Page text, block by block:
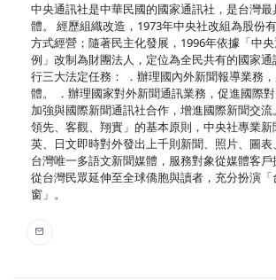
中央通訊社是中華民國的國家通訊社，是台灣
體。 經歷組織改造，1973年中央社改組為股份
方式經營；隨著民主化發展，1996年依據「中
例」改制為財團法人，定位為全民共有的國家
行三大法定任務： ．辦理國內外新聞報導業務
體。 ．辦理國家對外新聞通訊業務，促進國際對
加強與國際新聞通訊社合作，增進國際新聞交流
領先、客觀、翔實」的基本原則，中央社專業新
英、日文即時對外發出上千則新聞、照片、圖
台灣唯一多語文新聞媒體，服務對象從媒體客戶
從台灣民眾延伸至全球僑胞與讀者，充分扮演「
窗」。